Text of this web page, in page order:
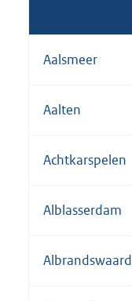
Aalsmeer
Aalten
Achtkarspelen
Alblasserdam
Albrandswaard